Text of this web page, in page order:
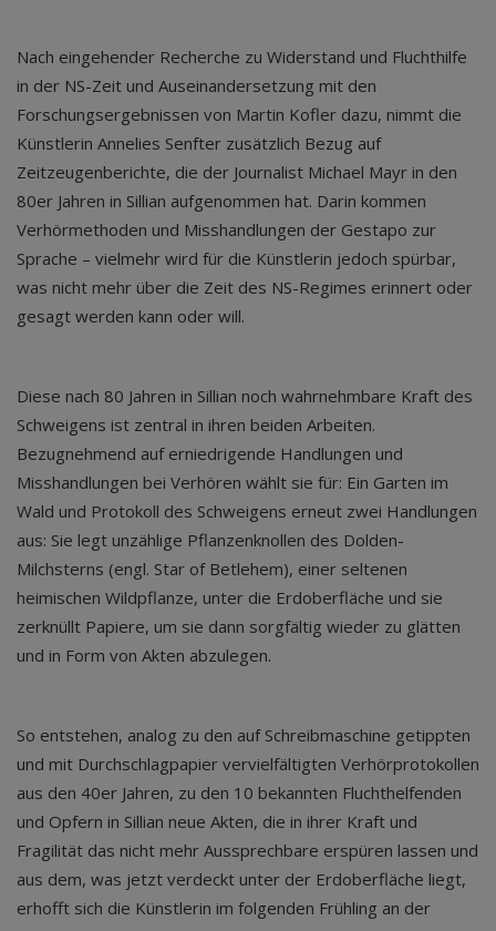
Nach eingehender Recherche zu Widerstand und Fluchthilfe
in der NS-Zeit und Auseinandersetzung mit den
Forschungsergebnissen von Martin Kofler dazu, nimmt die
Künstlerin Annelies Senfter zusätzlich Bezug auf
Zeitzeugenberichte, die der Journalist Michael Mayr in den
80er Jahren in Sillian aufgenommen hat. Darin kommen
Verhörmethoden und Misshandlungen der Gestapo zur
Sprache – vielmehr wird für die Künstlerin jedoch spürbar,
was nicht mehr über die Zeit des NS-Regimes erinnert oder
gesagt werden kann oder will.
Diese nach 80 Jahren in Sillian noch wahrnehmbare Kraft des
Schweigens ist zentral in ihren beiden Arbeiten.
Bezugnehmend auf erniedrigende Handlungen und
Misshandlungen bei Verhören wählt sie für: Ein Garten im
Wald und Protokoll des Schweigens erneut zwei Handlungen
aus: Sie legt unzählige Pflanzenknollen des Dolden-
Milchsterns (engl. Star of Betlehem), einer seltenen
heimischen Wildpflanze, unter die Erdoberfläche und sie
zerknüllt Papiere, um sie dann sorgfältig wieder zu glätten
und in Form von Akten abzulegen.
So entstehen, analog zu den auf Schreibmaschine getippten
und mit Durchschlagpapier vervielfältigten Verhörprotokollen
aus den 40er Jahren, zu den 10 bekannten Fluchthelfenden
und Opfern in Sillian neue Akten, die in ihrer Kraft und
Fragilität das nicht mehr Aussprechbare erspüren lassen und
aus dem, was jetzt verdeckt unter der Erdoberfläche liegt,
erhofft sich die Künstlerin im folgenden Frühling an der